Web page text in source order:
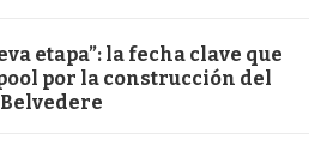
etapa”: la fecha clave que
por la construcción del